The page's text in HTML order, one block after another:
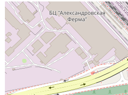
Винтовые сваи
Столбы заборные
Сетка кладочная